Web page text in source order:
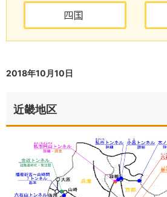
2018年10月10日
近畿地区